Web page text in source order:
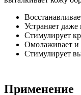
Устраняет
Стимулирует
Омолаживает и
Стимулирует
Применение